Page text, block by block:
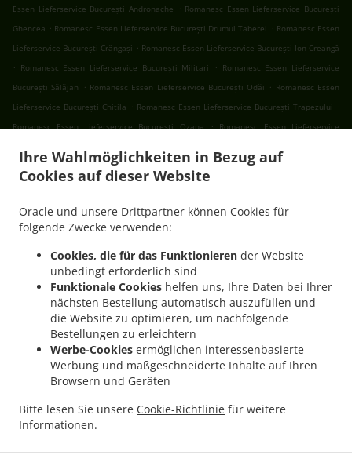
Ihre Wahlmöglichkeiten in Bezug auf
Cookies auf dieser Website
Oracle und unsere Drittpartner können Cookies für
folgende Zwecke verwenden:
Cookies, die für das Funktionieren der Website
unbedingt erforderlich sind
Funktionale Cookies helfen uns, Ihre Daten bei Ihrer
nächsten Bestellung automatisch auszufüllen und
die Website zu optimieren, um nachfolgende
Bestellungen zu erleichtern
Werbe-Cookies ermöglichen interessenbasierte
Werbung und maßgeschneiderte Inhalte auf Ihren
Browsern und Geräten
Bitte lesen Sie unsere Cookie-Richtlinie für weitere
Informationen.
Essen Lieferservice București Andronache
. Romanesc Essen Lieferservice București
Ghencea . Romanesc Essen Lieferservice București Drumul Taberei . Romanesc Essen
Lieferservice București Crângași . Romanesc Essen Lieferservice București Ion Creangă
. Romanesc Essen Lieferservice București Militari . Romanesc Essen Lieferservice
București Sălăjan
. Romanesc Essen Lieferservice București Odăi . Romanesc Essen
Lieferservice București Chitila . Romanesc Essen Lieferservice București Trapezului .
Romanesc Essen Lieferservice București Ozana
. Romanesc Essen Lieferservice
Romanesc Essen Lieferservice București Aviației
. Romanesc Essen Lieferservice
.
Essen Lieferservice București Băneasa
Romanesc Essen Lieferservice București
Sector 3
Romanesc Essen Lieferservice București Sector 4
Romanesc Essen Lieferservice București Sector 5
.
București Sector 6
Romanesc Essen Lieferservice București Fundeni
Romanesc
Essen Lieferservice București .
Romanesc Essen Lieferservice Popești-Leordeni Sector
Romanesc Essen Lieferservice Popești-Leordeni Sector 4 . Romanesc Essen
Lieferservice Popești-Leordeni
.
Romanesc Essen Lieferservice Dobroești Sector 2
. Romanesc Essen Lieferservice
. Romanesc Essen Lieferservice Voluntari Pipera
Essen Lieferservice Măgurele